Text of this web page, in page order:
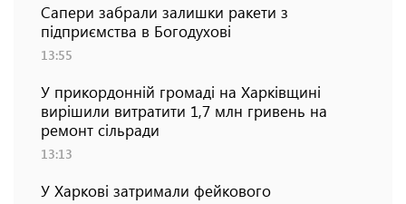
Сапери забрали залишки ракети з
підприємства в Богодухові
13:55
У прикордонній громаді на Харківщині
вирішили витратити 1,7 млн гривень на
ремонт сільради
13:13
У Харкові затримали фейкового